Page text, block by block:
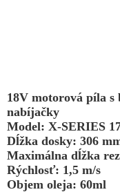
18V motorová píla
nabíjačky
Model: X-SERIES
Dĺžka dosky: 306
Maximálna dĺžka
Rýchlosť: 1,5 m/s
Objem oleja: 60ml